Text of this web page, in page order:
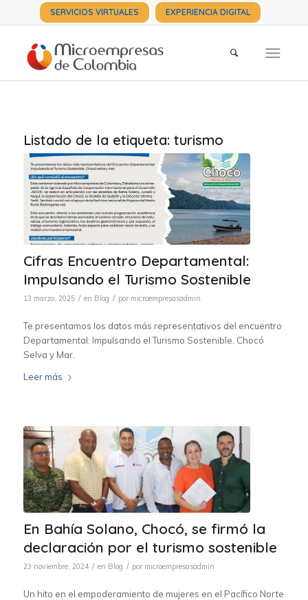
SERVICIOS VIRTUALES EXPERIENCIA DIGITAL
Listado de la etiqueta: turismo
Cifras Encuentro Departamental:
Impulsando el Turismo Sostenible
13 marzo, 2025 / en Blog / por microempresasadmin
Te presentamos los datos más representativos del encuentro
Departamental: Impulsando el Turismo Sostenible. Chocó
Selva y Mar.
Leer más
En Bahía Solano, Chocó, se firmó la
declaración por el turismo sostenible
23 noviembre, 2024 / en Blog / por microempresasadmin
Un hito en el empoderamiento de mujeres en el Pacífico Norte